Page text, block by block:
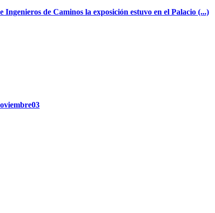
de Caminos la exposición estuvo en el Palacio (...)